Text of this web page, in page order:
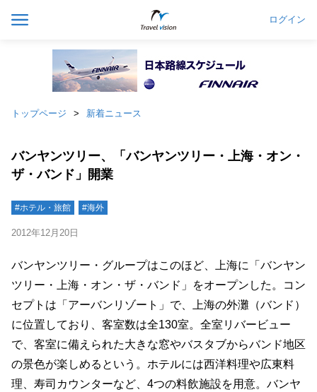
ログイン
トップページ 新着ニュース
バンヤンツリー、「バンヤンツリー・上海・オン・
ザ・バンド」開業
#ホテル・旅館 #海外
2012年12月20日
バンヤンツリー・グループはこのほど、上海に「バンヤン
ツリー・上海・オン・ザ・バンド」をオープンした。コン
セプトは「アーバンリゾート」で、上海の外灘（バンド）
に位置しており、客室数は全130室。全室リバービュー
で、客室に備えられた大きな窓やバスタブからバンド地区
の景色が楽しめるという。ホテルには西洋料理や広東料
理、寿司カウンターなど、4つの料飲施設を用意。バンヤ